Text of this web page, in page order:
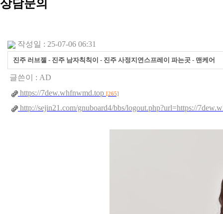
상담문의
작성일 : 25-07-06 06:31
진주 러브젤 - 진주 남자칙칙이 - 진주 사정지연스프레이 파는곳 - 맨케어
글쓴이 : AD
https://7dew.whfnwmd.top [265]
http://sejin21.com/gnuboard4/bbs/logout.php?url=https://